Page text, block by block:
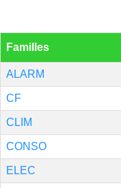
Familles
ALARM
CF
CLIM
CONSO
ELEC